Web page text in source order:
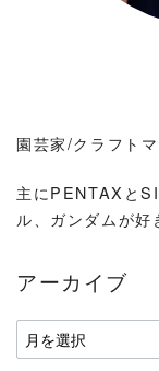
園芸家/クラフト
主にPENTAXと
ル、ガンダムが好
アーカイブ
ア
ー